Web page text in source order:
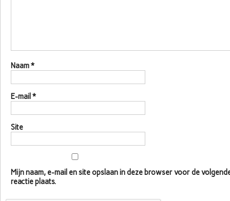
Naam*
E-mail *
Site
Mijn naam, e-mail en site opslaan in deze browser voor de
reactie plaats.